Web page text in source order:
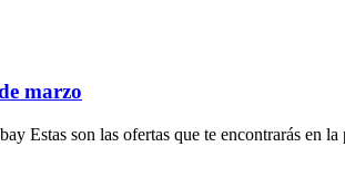
marzo
son las ofertas que te encontrarás en